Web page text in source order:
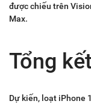
được chiếu trên
Max.
Tổng
Dự kiến, loạt iPhone